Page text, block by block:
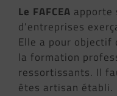
Le FAFCEA apporte
d’entreprises
Elle a pour objectif
la formation
ressortissants. Il
êtes artisan établi.